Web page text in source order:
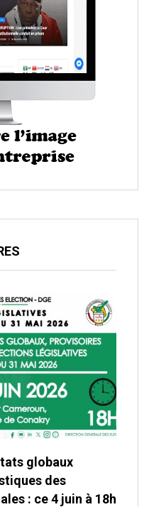
globaux
des
: ce 4 juin à 18h